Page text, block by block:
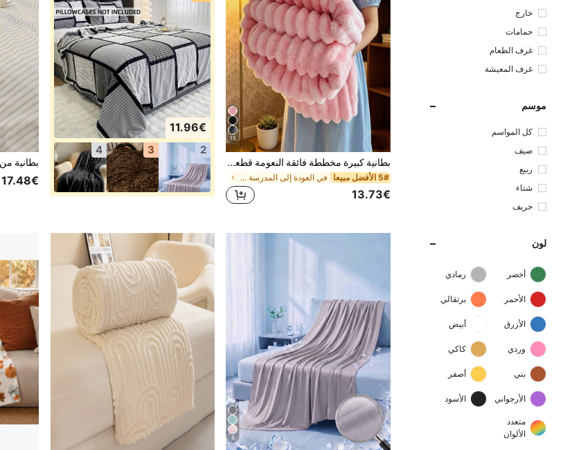
خارج
حمامات
غرف الطعام
غرف المعيشة
موسم
كل المواسم
صيف
ربيع
شتاء
خريف
لون
أخضر رمادي
الأحمر برتقالي
الأزرق أبيض
وردي كاكي
بني أصفر
الأرجواني الأسود
متعدد
الألوان
15
بطانية كبيرة مخططة فائقة النعومة قطعة واحدة، ديكور غرفة النوم، بطانية ذات خطوط عريضة من الصوف المقطوع، ديكور الخريف، ديكور منزلي وردي، من الفلانيل، بطانية ناعمة وصديقة للبشرة، قيلولة المكتب، ديكور الغرفة، بطانية رمية، هدية مثالية للأصدقاء والعائلة
5# الأفضل مبيعا في العودة إلى المدرسة بطانيات السرير وبطانيات المن
13.73€
11.96€
2
3
4
17.48€
6